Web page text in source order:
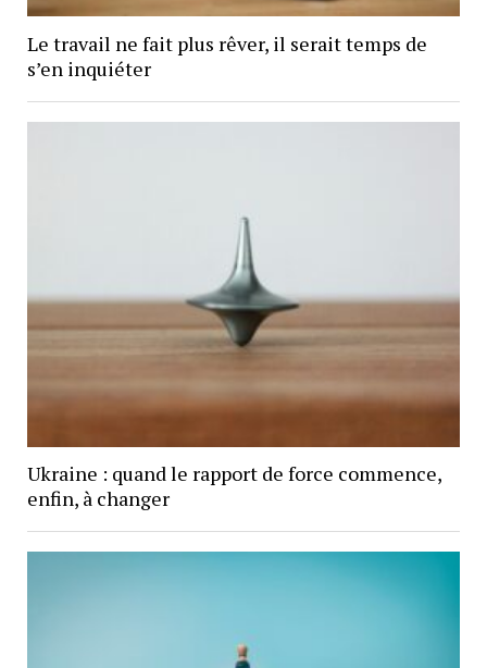
Le travail ne fait plus rêver, il serait temps de
s’en inquiéter
Ukraine : quand le rapport de force commence,
enfin, à changer